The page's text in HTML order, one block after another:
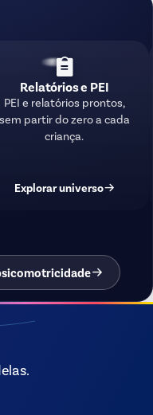
Relatórios e PEI
PEI e relatórios prontos,
sem partir do zero a cada
criança.
Explorar universo